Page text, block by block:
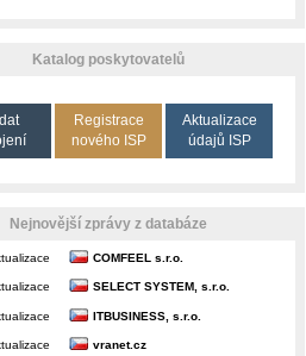
Katalog poskytovatelů
Registrace
nového ISP
Aktualizace
údajů ISP
Nejnovější zprávy z databáze
COMFEEL s.r.o.
SELECT SYSTEM, s.r.o.
ITBUSINESS, s.r.o.
vranet.cz